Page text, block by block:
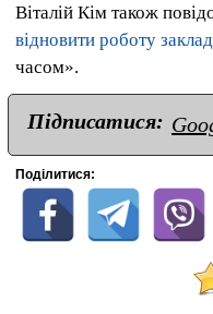
Віталій Кім також
відновити роботу
часом».
Підписатися:
Поділитися: